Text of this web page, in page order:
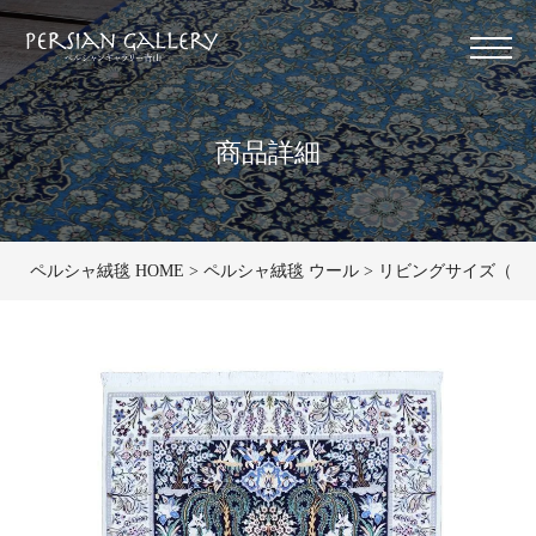
商品詳細
ペルシャ絨毯 HOME ペルシャ絨毯 ウール リビングサイズ（中